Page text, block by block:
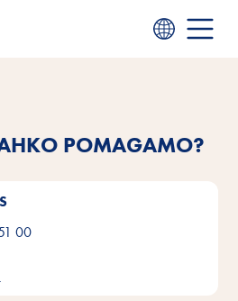
POMAGAMO?
00